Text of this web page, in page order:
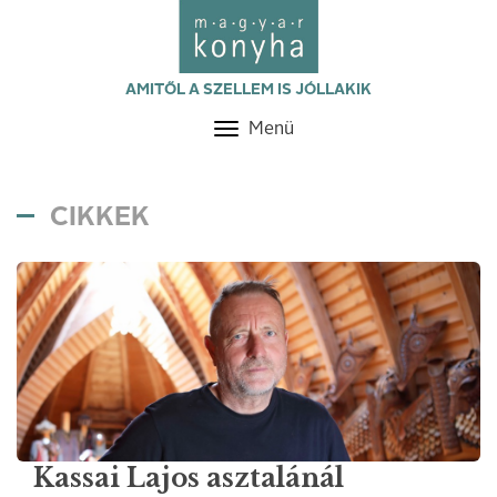
AMITŐL A SZELLEM IS JÓLLAKIK
Toggle
Menü
CIKKEK
Kassai Lajos asztalánál